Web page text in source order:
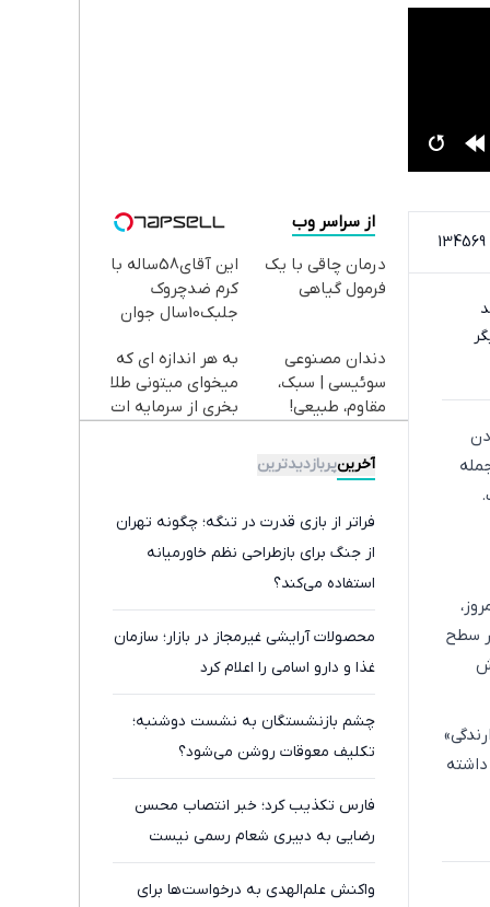
سطح
از سراسر وب
درمان چاقی با یک
فرمول گیاهی
این آقای58ساله با
کرم ضدچروک
جلبک10سال جوان
تخفیف)
دندان مصنوعی
سوئیسی | سبک،
مقاوم، طبیعی!
رایگان+پرداخت
اقساطی😍
به هر اندازه ای که
میخوای میتونی طلا
بخری از سرمایه ات
آخرینپربازدیدترین
فراتر از بازی قدرت در تنگه؛ چگونه تهران
از جنگ برای بازطراحی نظم خاورمیانه
استفاده می‌کند؟
محصولات آرایشی غیرمجاز در بازار؛ سازمان
غذا و دارو اسامی را اعلام کرد
چشم بازنشستگان به نشست دوشنبه؛
تکلیف معوقات روشن می‌شود؟
فارس تکذیب کرد؛ خبر انتصاب محسن
رضایی به دبیری شعام رسمی نیست
واکنش علم‌الهدی به درخواست‌ها برای